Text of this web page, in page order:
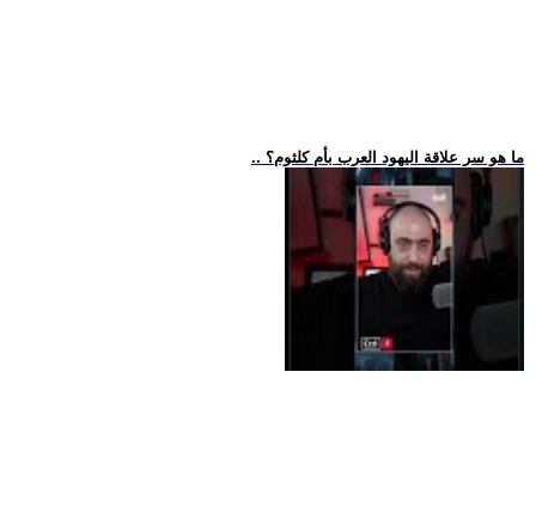
.. ما هو سر علاقة اليهود العرب بأم كلثوم؟